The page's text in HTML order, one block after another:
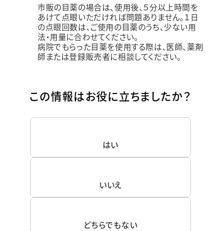
市販の目薬の場合は、使用後、５分以上時間を
あけて点眼いただければ問題ありません。１日
の点眼回数は、ご使用の目薬のうち、少ない用
法・用量に合わせてください。
病院でもらった目薬を使用する際は、医師、薬剤
師または登録販売者に相談してください。
この情報はお役に立ちましたか？
はい
いいえ
どちらでもない